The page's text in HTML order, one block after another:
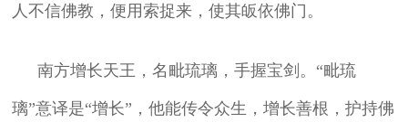
人不信佛教，便用索捉来，使其皈依佛门。
南方增长天王，名毗琉璃，手握宝剑。“毗琉
璃”意译是“增长”，他能传令众生，增长善根，护持佛